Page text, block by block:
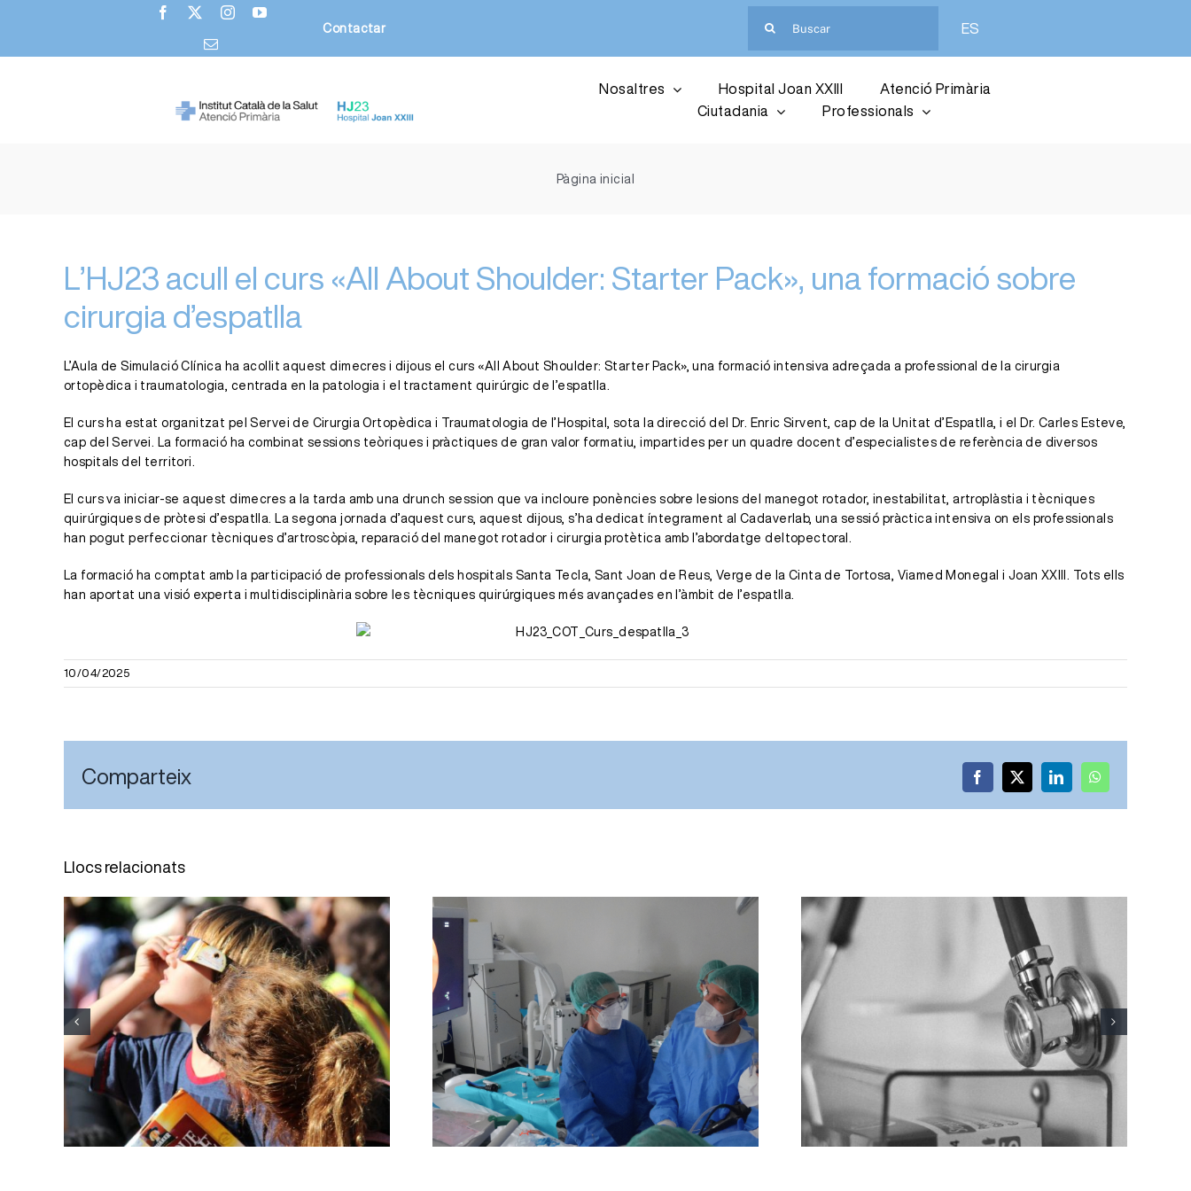
Contactar ES
Nosaltres Hospital Joan XXIII
Atenció Primària
Ciutadania
Professionals
Pàgina inicial
L’HJ23 acull el curs «All About Shoulder: Starter Pack», una formació sobre
cirurgia d’espatlla
L’Aula de Simulació Clínica ha acollit aquest dimecres i dijous el curs «All About Shoulder: Starter Pack», una formació intensiva adreçada a professional de la cirurgia
ortopèdica i traumatologia, centrada en la patologia i el tractament quirúrgic de l’espatlla.
El curs ha estat organitzat pel Servei de Cirurgia Ortopèdica i Traumatologia de l’Hospital, sota la direcció del Dr. Enric Sirvent, cap de la Unitat d’Espatlla, i el Dr. Carles Esteve,
cap del Servei. La formació ha combinat sessions teòriques i pràctiques de gran valor formatiu, impartides per un quadre docent d’especialistes de referència de diversos
hospitals del territori.
El curs va iniciar-se aquest dimecres a la tarda amb una drunch session que va incloure ponències sobre lesions del manegot rotador, inestabilitat, artroplàstia i tècniques
quirúrgiques de pròtesi d’espatlla. La segona jornada d’aquest curs, aquest dijous, s’ha dedicat íntegrament al Cadaverlab, una sessió pràctica intensiva on els professionals
han pogut perfeccionar tècniques d’artroscòpia, reparació del manegot rotador i cirurgia protètica amb l’abordatge deltopectoral.
La formació ha comptat amb la participació de professionals dels hospitals Santa Tecla, Sant Joan de Reus, Verge de la Cinta de Tortosa, Viamed Monegal i Joan XXIII. Tots ells
han aportat una visió experta i multidisciplinària sobre les tècniques quirúrgiques més avançades en l’àmbit de l’espatlla.
10/04/2025
Comparteix Facebook
X LinkedInWhatsApp
Llocs relacionats
El Servei d’Oftalmologia de
l’Hospital Joan XXIII reforça la
divulgació per una observació
segura de l’eclipsi
L’Hospital Joan XXIII
incorpora una tècnica per
obtenir mostres de teixit
pulmonar sense necessitat de
cirurgia
L’Hospital Joan XXIII fa
seguiment d’un centenar de
pacients amb Sjögren primari